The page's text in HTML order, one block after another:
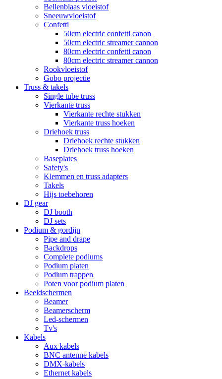
Bellenblaas vloeistof
Sneeuwvloeistof
Confetti
50cm electric confetti canon
50cm electric streamer cannon
80cm electric confetti canon
80cm electric streamer cannon
Rookvloeistof
Gobo projectie
Truss & takels
Single tube truss
Vierkante truss
Vierkante rechte stukken
Vierkante truss hoeken
Driehoek truss
Driehoek rechte stukken
Driehoek truss hoeken
Baseplates
Safety's
Klemmen en truss adapters
Takels
Hijs toebehoren
DJ gear
DJ booth
DJ sets
Podium & gordijn
Pipe and drape
Backdrops
Complete podiums
Podium platen
Podium trappen
Poten voor podium platen
Beeldschermen
Beamer
Beamerscherm
Led-schermen
Tv's
Kabels
Aux kabels
BNC antenne kabels
DMX-kabels
Ethernet kabels